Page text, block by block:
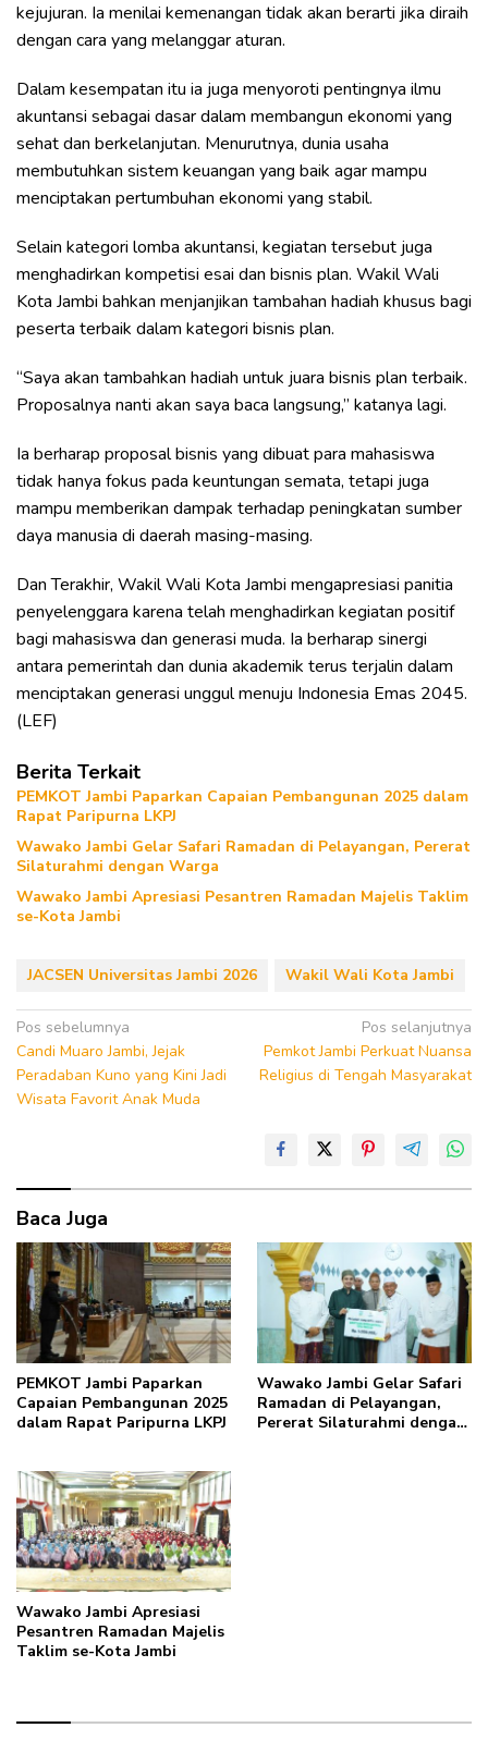
kejujuran. Ia menilai kemenangan tidak akan berarti jika diraih
dengan cara yang melanggar aturan.
Dalam kesempatan itu ia juga menyoroti pentingnya ilmu
akuntansi sebagai dasar dalam membangun ekonomi yang
sehat dan berkelanjutan. Menurutnya, dunia usaha
membutuhkan sistem keuangan yang baik agar mampu
menciptakan pertumbuhan ekonomi yang stabil.
Selain kategori lomba akuntansi, kegiatan tersebut juga
menghadirkan kompetisi esai dan bisnis plan. Wakil Wali
Kota Jambi bahkan menjanjikan tambahan hadiah khusus bagi
peserta terbaik dalam kategori bisnis plan.
“Saya akan tambahkan hadiah untuk juara bisnis plan terbaik.
Proposalnya nanti akan saya baca langsung,” katanya lagi.
Ia berharap proposal bisnis yang dibuat para mahasiswa
tidak hanya fokus pada keuntungan semata, tetapi juga
mampu memberikan dampak terhadap peningkatan sumber
daya manusia di daerah masing-masing.
Dan Terakhir, Wakil Wali Kota Jambi mengapresiasi panitia
penyelenggara karena telah menghadirkan kegiatan positif
bagi mahasiswa dan generasi muda. Ia berharap sinergi
antara pemerintah dan dunia akademik terus terjalin dalam
menciptakan generasi unggul menuju Indonesia Emas 2045.
(LEF)
Berita Terkait
PEMKOT Jambi Paparkan Capaian Pembangunan 2025 dalam
Rapat Paripurna LKPJ
Wawako Jambi Gelar Safari Ramadan di Pelayangan, Pererat
Silaturahmi dengan Warga
Wawako Jambi Apresiasi Pesantren Ramadan Majelis Taklim
se-Kota Jambi
JACSEN Universitas Jambi 2026 Wakil Wali Kota Jambi
Navigasi
pos
Pos sebelumnya
Candi Muaro Jambi, Jejak
Peradaban Kuno yang Kini Jadi
Wisata Favorit Anak Muda
Pos selanjutnya
Pemkot Jambi Perkuat Nuansa
Religius di Tengah Masyarakat
Baca Juga
PEMKOT Jambi Paparkan
Capaian Pembangunan 2025
dalam Rapat Paripurna LKPJ
Wawako Jambi Gelar Safari
Ramadan di Pelayangan,
Pererat Silaturahmi dengan
Wawako Jambi Apresiasi
Pesantren Ramadan Majelis
Taklim se-Kota Jambi